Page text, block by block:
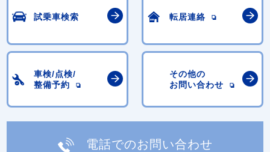
試乗車検索 転居連絡
車検/点検/
整備予約
その他の
お問い合わせ
電話でのお問い合わせ